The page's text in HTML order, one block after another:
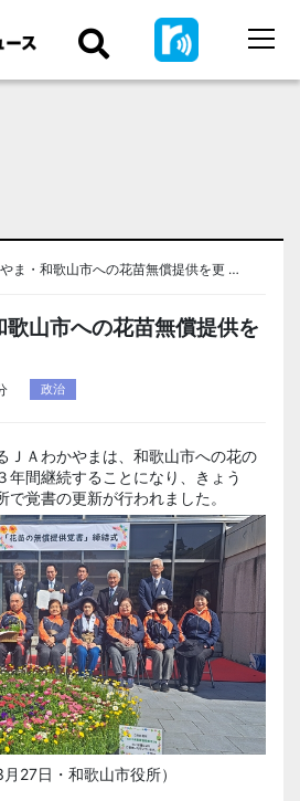
やま・和歌山市への花苗無償提供を更 …
歌山市への花苗無償提供を
政治
ＪＡわかやまは、和歌山市への花の
年間継続することになり、きょう
で覚書の更新が行われました。
27日・和歌山市役所）